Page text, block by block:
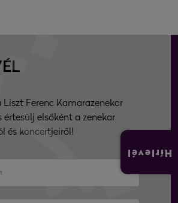
Liszt Ferenc Kamarazenekar
értesülj elsőként a zenekar
és koncertjeiről!
Hírlevél